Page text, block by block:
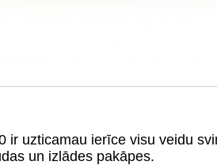
uzticamau ierīce visu veidu
un izlādes pakāpes.